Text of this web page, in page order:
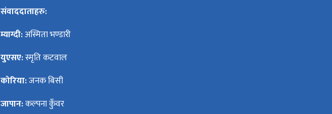
संवाददाताहरु:
म्याग्दी:अस्मिता भण्डारी
युएसए:स्मृति कटवाल
कोरिया:जनक बिसी
जापान:कल्पना कुँवर